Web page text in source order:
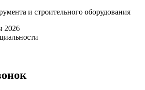
и строительного оборудования
2026